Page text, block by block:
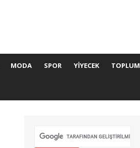
MODA SPOR YIYECEK TOPLUM